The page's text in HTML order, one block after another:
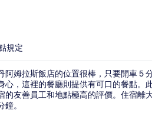
規定
阿姆拉斯飯店的位置很棒，只要開車 5
心，這裡的餐廳則提供有可口的餐點
的友善員工和地點極高的評價。住宿離
。